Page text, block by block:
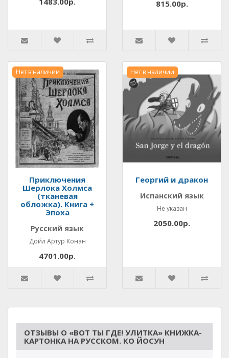
815.00р.
Нет в наличии
Приключения
Шерлока Холмса
(тканевая
обложка). Книга +
Эпоха
Русский язык
Дойл Артур Конан
4701.00р.
Нет в наличии
Георгий и дракон
Испанский язык
Не указан
2050.00р.
ОТЗЫВЫ О «ВОТ ТЫ ГДЕ! УЛИТКА» КНИЖКА-
КАРТОНКА НА РУССКОМ. КО ЙОСУН